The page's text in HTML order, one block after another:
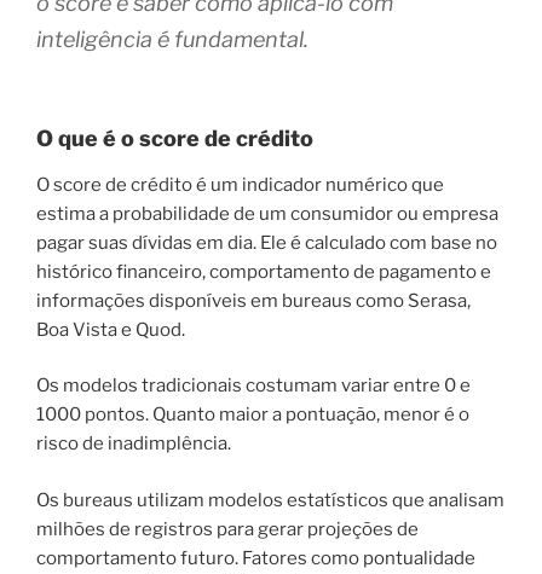
inteligência é fundamental.
O que é o score de crédito
O score de crédito é um indicador numérico que
estima a probabilidade de um consumidor ou empresa
pagar suas dívidas em dia. Ele é calculado com base no
histórico financeiro, comportamento de pagamento e
informações disponíveis em bureaus como Serasa,
Boa Vista e Quod.
Os modelos tradicionais costumam variar entre 0 e
1000 pontos. Quanto maior a pontuação, menor é o
risco de inadimplência.
Os bureaus utilizam modelos estatísticos que analisam
milhões de registros para gerar projeções de
comportamento futuro. Fatores como pontualidade